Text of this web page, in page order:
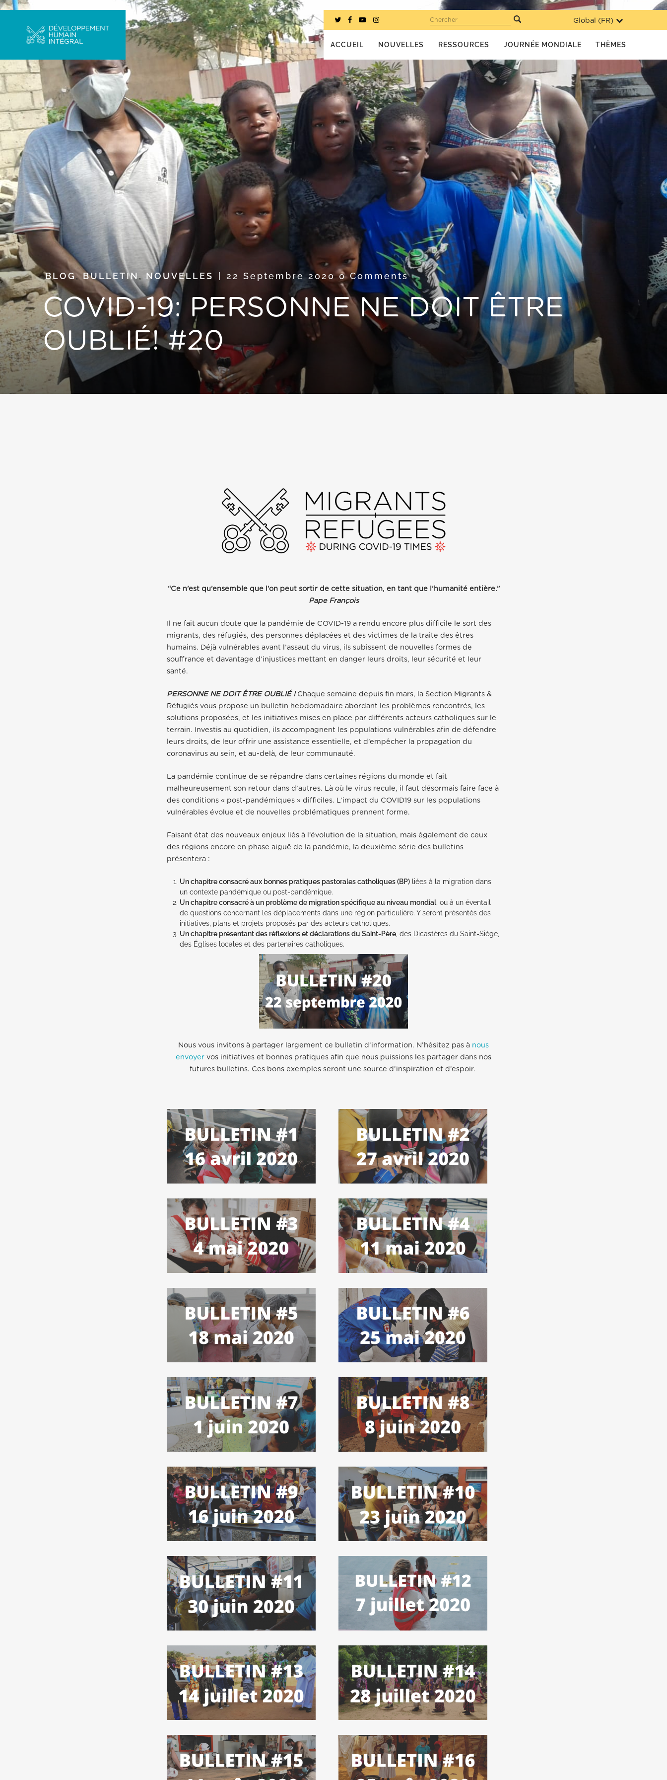
Global (FR)
Chercher
ACCUEIL NOUVELLES RESSOURCES JOURNÉE MONDIALE THÈMES
BLOG,BULLETIN, NOUVELLES 22 Septembre 20200 Comments
COVID-19: PERSONNE NE DOIT ÊTRE
OUBLIÉ! #20
“Ce n’est qu’ensemble que l’on peut sortir de cette situation, en tant que l’humanité entière.”
Pape François
Il ne fait aucun doute que la pandémie de COVID-19 a rendu encore plus difficile le sort des
migrants, des réfugiés, des personnes déplacées et des victimes de la traite des êtres
humains. Déjà vulnérables avant l’assaut du virus, ils subissent de nouvelles formes de
souffrance et davantage d’injustices mettant en danger leurs droits, leur sécurité et leur
santé.
PERSONNE NE DOIT ÊTRE OUBLIÉ !Chaque semaine depuis fin mars, la Section Migrants &
Réfugiés vous propose un bulletin hebdomadaire abordant les problèmes rencontrés, les
solutions proposées, et les initiatives mises en place par différents acteurs catholiques sur le
terrain. Investis au quotidien, ils accompagnent les populations vulnérables afin de défendre
leurs droits, de leur offrir une assistance essentielle, et d’empêcher la propagation du
coronavirus au sein, et au-delà, de leur communauté.
La pandémie continue de se répandre dans certaines régions du monde et fait
malheureusement son retour dans d’autres. Là où le virus recule, il faut désormais faire face à
des conditions « post-pandémiques » difficiles. L’impact du COVID19 sur les populations
vulnérables évolue et de nouvelles problématiques prennent forme.
Faisant état des nouveaux enjeux liés à l’évolution de la situation, mais également de ceux
des régions encore en phase aiguë de la pandémie, la deuxième série des bulletins
présentera :
Un chapitre consacré aux bonnes pratiques pastorales catholiques (BP)liées à la migration dans
un contexte pandémique ou post-pandémique.
Un chapitre consacré à un problème de migration spécifique au niveau mondial, ou à un éventail
de questions concernant les déplacements dans une région particulière. Y seront présentés des
initiatives, plans et projets proposés par des acteurs catholiques.
Un chapitre présentant des réflexions et déclarations du Saint-Père, des Dicastères du Saint-Siège,
des Églises locales et des partenaires catholiques.
Nous vous invitons à partager largement ce bulletin d’information. N’hésitez pas à nous
envoyer vos initiatives et bonnes pratiques afin que nous puissions les partager dans nos
futures bulletins. Ces bons exemples seront une source d’inspiration et d’espoir.